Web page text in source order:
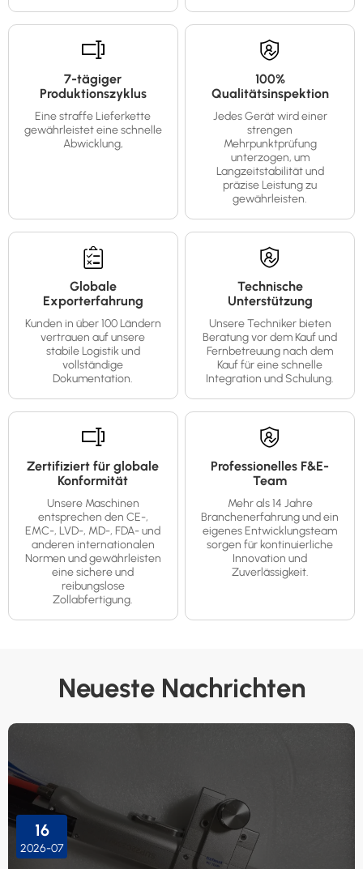
7-tägiger
Produktionszyklus
Eine straffe Lieferkette
gewährleistet eine schnelle
Abwicklung,
100%
Qualitätsinspektion
Jedes Gerät wird einer
strengen
Mehrpunktprüfung
unterzogen, um
Langzeitstabilität und
präzise Leistung zu
gewährleisten.
Globale
Exporterfahrung
Kunden in über 100 Ländern
vertrauen auf unsere
stabile Logistik und
vollständige
Dokumentation.
Technische
Unterstützung
Unsere Techniker bieten
Beratung vor dem Kauf und
Fernbetreuung nach dem
Kauf für eine schnelle
Integration und Schulung.
Zertifiziert für globale
Konformität
Unsere Maschinen
entsprechen den CE-,
EMC-, LVD-, MD-, FDA- und
anderen internationalen
Normen und gewährleisten
eine sichere und
reibungslose
Zollabfertigung.
Professionelles F&E-
Team
Mehr als 14 Jahre
Branchenerfahrung und ein
eigenes Entwicklungsteam
sorgen für kontinuierliche
Innovation und
Zuverlässigkeit.
Neueste Nachrichten
16
2026-07